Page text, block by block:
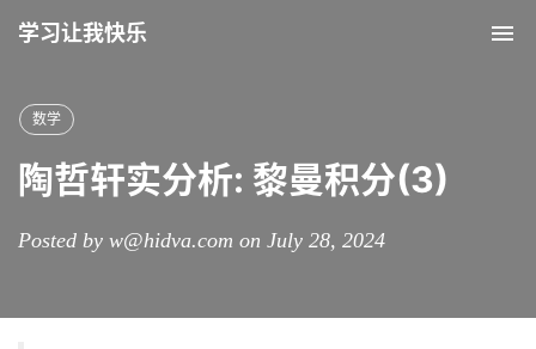
学习让我快乐
数学
陶哲轩实分析: 黎曼积分(3)
Posted by w@hidva.com on July 28, 2024